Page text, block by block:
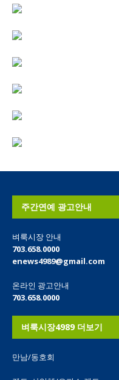
주간연예 광고안내
벼룩시장 안내
703.658.0000
enews4989@gmail.com
온라인 광고안내
703.658.0000
벼룩시장4989 더보기
만남/동호회